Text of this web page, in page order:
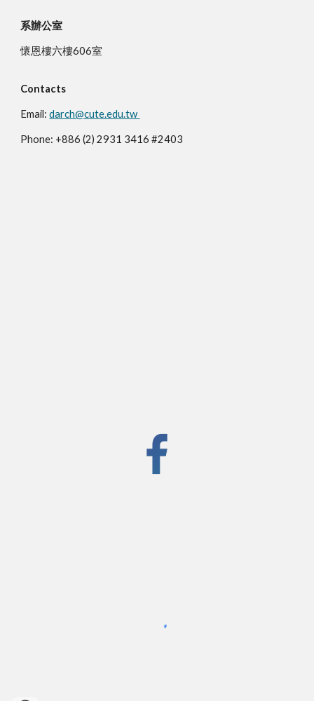
系辦公室
懷恩樓六樓606室
Contacts
Email:darch@cute.edu.tw
Phone: +886 (2) 2931 3416 #2403